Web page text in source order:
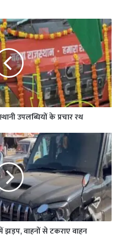
उपलब्धियों के प्रचार रथ
वाहनों से टकराए वाहन